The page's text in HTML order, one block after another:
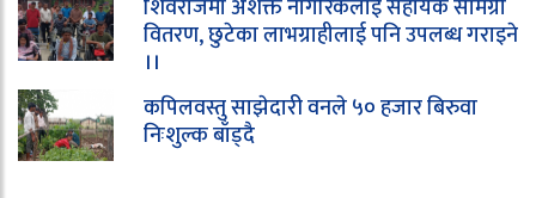
शिवराजमा अशक्त नागरिकलाई सहायक सामग्री
वितरण, छुटेका लाभग्राहीलाई पनि उपलब्ध गराइने
।।
कपिलवस्तु साझेदारी वनले ५० हजार बिरुवा
निःशुल्क बाँड्दै